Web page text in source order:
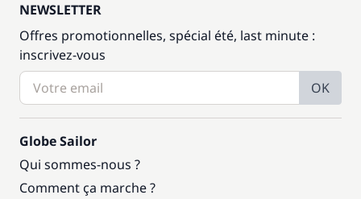
NEWSLETTER
Offres promotionnelles, spécial été, last minute :
inscrivez-vous
OK
Globe Sailor
Qui sommes-nous ?
Comment ça marche ?